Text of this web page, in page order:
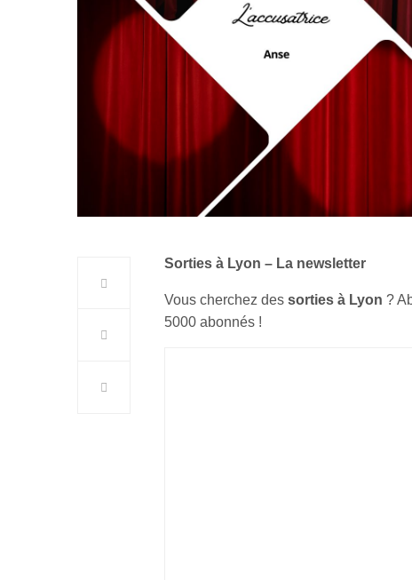
Sorties à Lyon – La newsletter
Vous cherchez dessorties à Lyon ?
5000 abonnés !